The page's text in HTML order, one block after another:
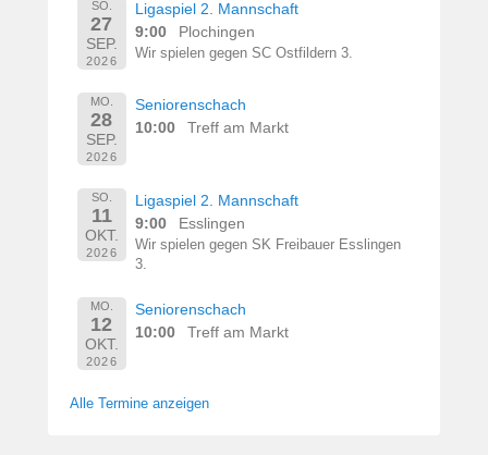
SO.
27
SEP.
2026
Ligaspiel 2. Mannschaft
9:00
Plochingen
Wir spielen gegen SC Ostfildern 3.
MO.
28
SEP.
2026
Seniorenschach
10:00
Treff am Markt
SO.
11
OKT.
2026
Ligaspiel 2. Mannschaft
9:00
Esslingen
Wir spielen gegen SK Freibauer Esslingen
3.
MO.
12
OKT.
2026
Seniorenschach
10:00
Treff am Markt
Alle Termine anzeigen